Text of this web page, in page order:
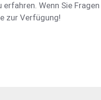
Wenn Sie
zur Verfügung!